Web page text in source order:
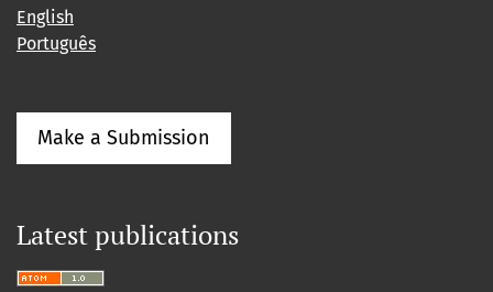
English
Português
Make a Submission
Latest publications